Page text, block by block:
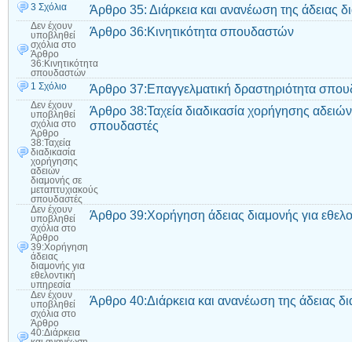
3 Σχόλια Άρθρο 35: Διάρκεια και ανανέωση της άδειας
Δεν έχουν
υποβληθεί
σχόλια στο
Άρθρο
36:Κινητικότητα
σπουδαστών
Άρθρο 36:Κινητικότητα σπουδαστών
1 Σχόλιο Άρθρο 37:Επαγγελματική δραστηριότητα
Δεν έχουν
υποβληθεί
σχόλια στο
Άρθρο
38:Ταχεία
διαδικασία
χορήγησης
αδειών
διαμονής σε
μεταπτυχιακούς
σπουδαστές
Άρθρο 38:Ταχεία διαδικασία χορήγησης
σπουδαστές
Δεν έχουν
υποβληθεί
σχόλια στο
Άρθρο
39:Χορήγηση
άδειας
διαμονής για
εθελοντική
υπηρεσία
Άρθρο 39:Χορήγηση άδειας διαμονής για
Δεν έχουν
υποβληθεί
σχόλια στο
Άρθρο
40:Διάρκεια
Άρθρο 40:Διάρκεια και ανανέωση της άδειας